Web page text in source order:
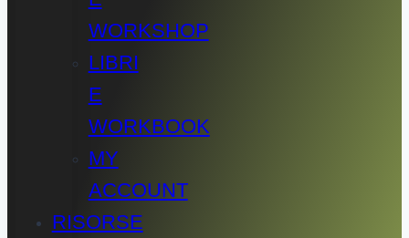
WORKSHOP
LIBRI
E
WORKBOOK
MY
ACCOUNT
RISORSE